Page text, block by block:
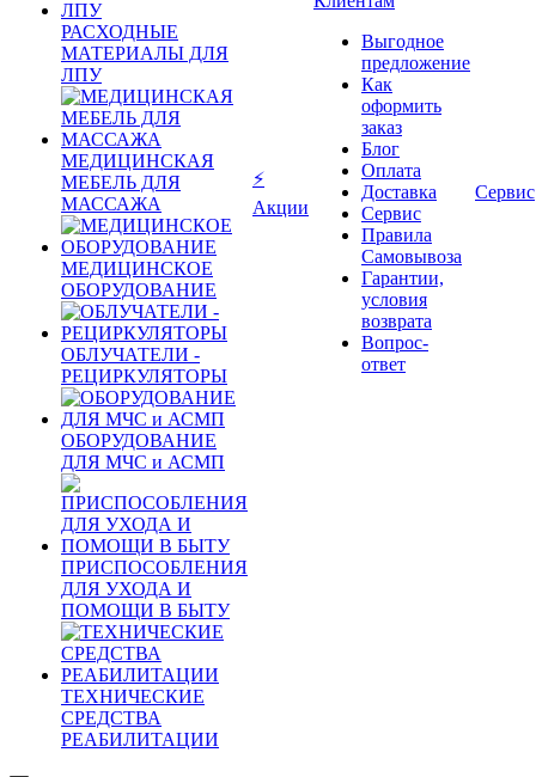
РАСХОДНЫЕ
МАТЕРИАЛЫ ДЛЯ
ЛПУ
МЕДИЦИНСКАЯ
МЕБЕЛЬ ДЛЯ
МАССАЖА
МЕДИЦИНСКОЕ
ОБОРУДОВАНИЕ
ОБЛУЧАТЕЛИ -
РЕЦИРКУЛЯТОРЫ
ОБОРУДОВАНИЕ
ДЛЯ МЧС и АСМП
ПРИСПОСОБЛЕНИЯ
ДЛЯ УХОДА И
ПОМОЩИ В БЫТУ
ТЕХНИЧЕСКИЕ
СРЕДСТВА
РЕАБИЛИТАЦИИ
⚡
Акции
Выгодное
предложение
Как
оформить
заказ
Блог
Оплата
Доставка
Сервис
Правила
Самовывоза
Гарантии,
условия
возврата
Вопрос-
ответ
Сервис